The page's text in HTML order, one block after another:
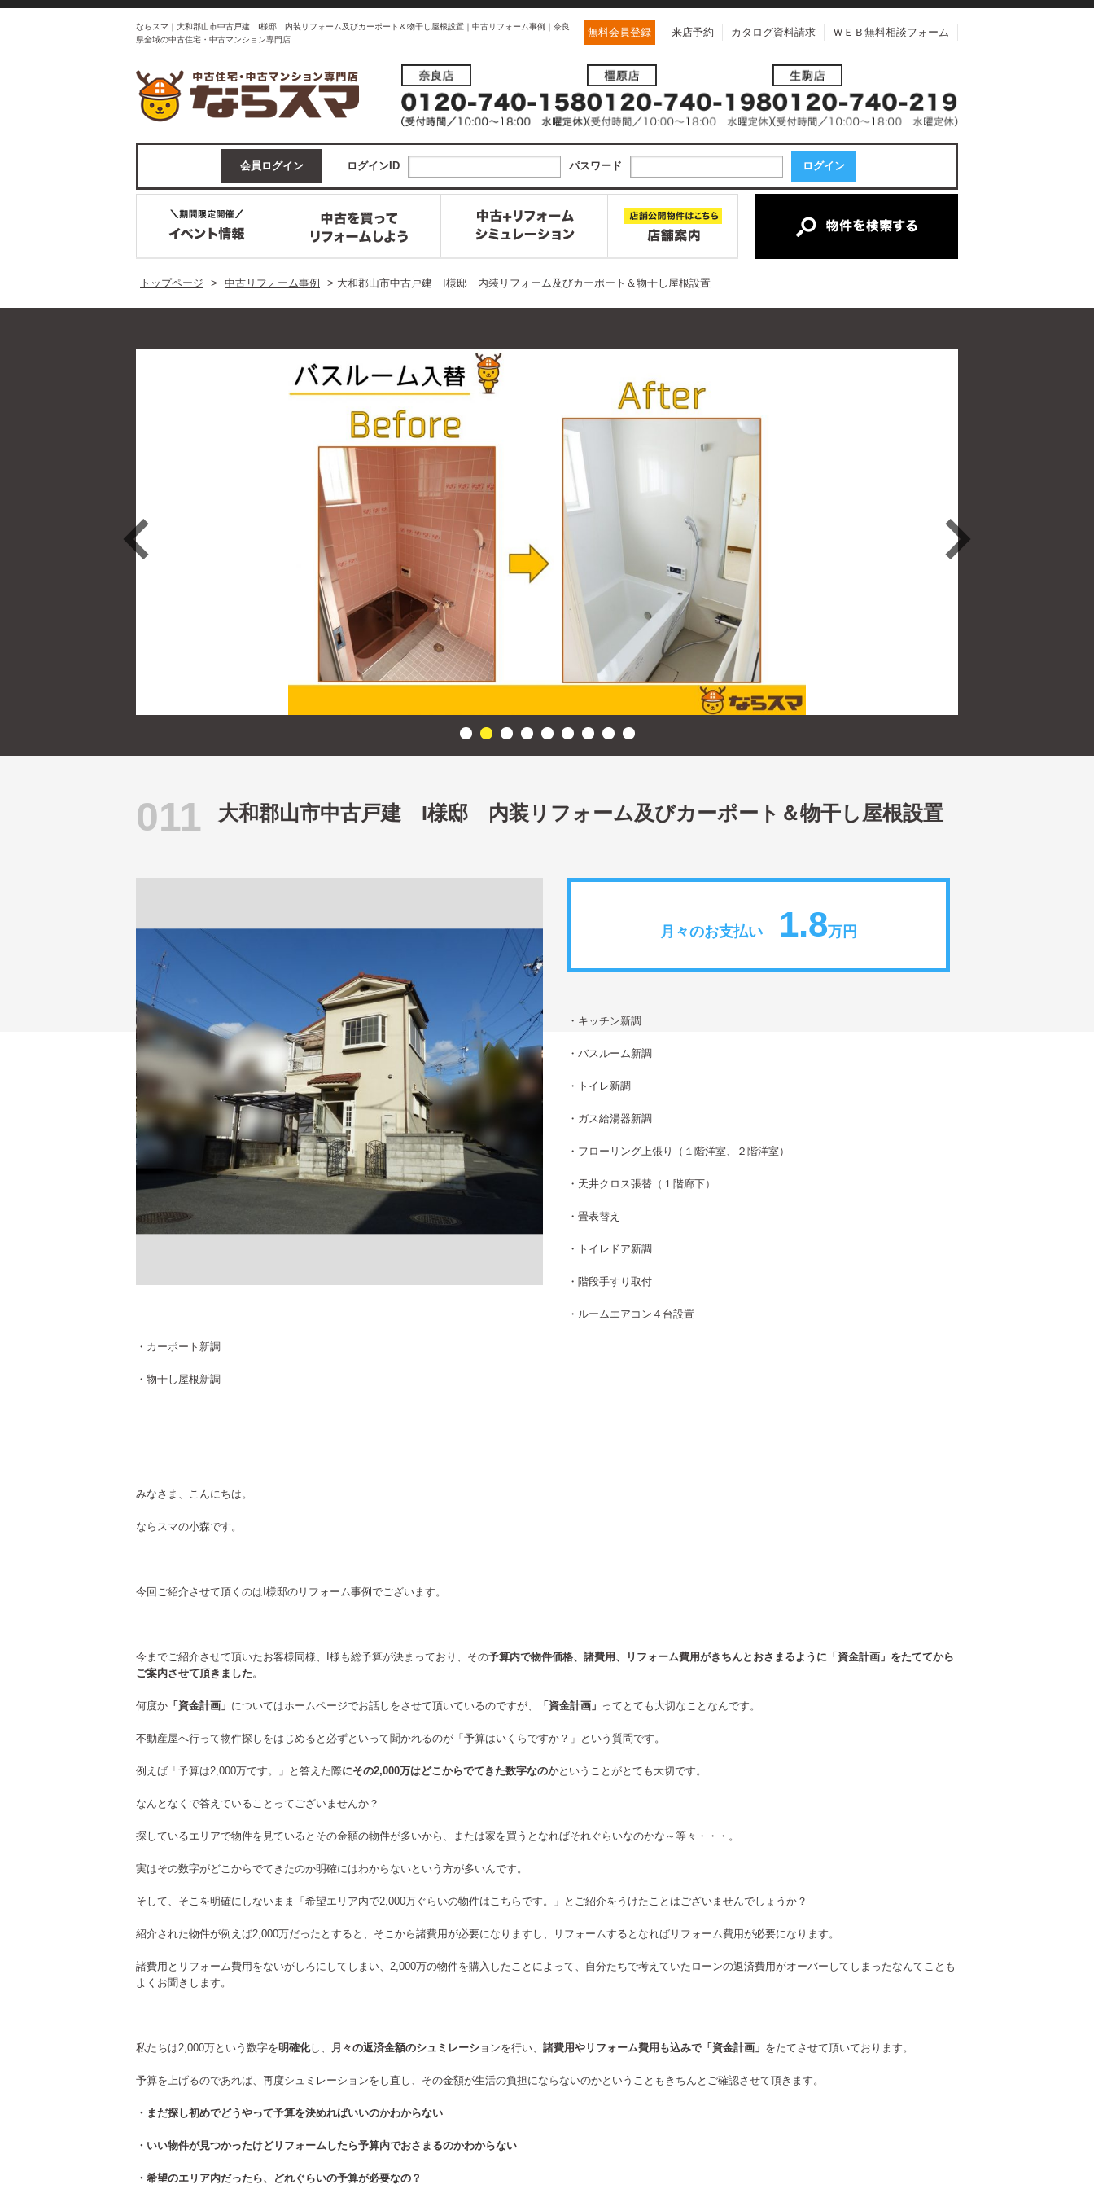
ならスマ｜大和郡山市中古戸建 I様邸 内装リフォーム及びカーポート＆物干し屋根設置｜中古リフォーム事例｜奈良
県全域の中古住宅・中古マンション専門店
無料会員登録 来店予約 カタログ資料請求 ＷＥＢ無料相談フォーム
会員ログイン ログインID パスワード
トップページ > 中古リフォーム事例 > 大和郡山市中古戸建 I様邸 内装リフォーム及びカーポート＆物干し屋根設置
011 大和郡山市中古戸建 I様邸 内装リフォーム及びカーポート＆物干し屋根設置
月々のお支払い 1.8万円
・キッチン新調
・バスルーム新調
・トイレ新調
・ガス給湯器新調
・フローリング上張り（１階洋室、２階洋室）
・天井クロス張替（１階廊下）
・畳表替え
・トイレドア新調
・階段手すり取付
・ルームエアコン４台設置
・カーポート新調
・物干し屋根新調
みなさま、こんにちは。
ならスマの小森です。
今回ご紹介させて頂くのはI様邸のリフォーム事例でございます。
今までご紹介させて頂いたお客様同様、I様も総予算が決まっており、その予算内で物件価格、諸費用、リフォーム費用がきちんとおさまるように「資金計画」をたててから
ご案内させて頂きました。
何度か 「資金計画」 についてはホームページでお話しをさせて頂いているのですが、 「資金計画」 ってとても大切なことなんです。
不動産屋へ行って物件探しをはじめると必ずといって聞かれるのが「予算はいくらですか？」という質問です。
例えば「予算は2,000万です。」と答えた際にその2,000万はどこからでてきた数字なのかということがとても大切です。
なんとなくで答えていることってございませんか？
探しているエリアで物件を見ているとその金額の物件が多いから、または家を買うとなればそれぐらいなのかな～等々・・・。
実はその数字がどこからでてきたのか明確にはわからないという方が多いんです。
そして、そこを明確にしないまま「希望エリア内で2,000万ぐらいの物件はこちらです。」とご紹介をうけたことはございませんでしょうか？
紹介された物件が例えば2,000万だったとすると、そこから諸費用が必要になりますし、リフォームするとなればリフォーム費用が必要になります。
諸費用とリフォーム費用をないがしろにしてしまい、2,000万の物件を購入したことによって、自分たちで考えていたローンの返済費用がオーバーしてしまったなんてことも
よくお聞きします。
私たちは2,000万という数字を明確化し、 月々の返済金額のシュミレーシ ョンを行い、 諸費用やリフォーム費用も込みで「資金計画」 をたてさせて頂いております。
予算を上げるのであれば、再度シュミレーションをし直し、その金額が生活の負担にならないのかということもきちんとご確認させて頂きます。
・まだ探し初めでどうやって予算を決めればいいのかわからない
・いい物件が見つかったけどリフォームしたら予算内でおさまるのかわからない
・希望のエリア内だったら、どれぐらいの予算が必要なの？